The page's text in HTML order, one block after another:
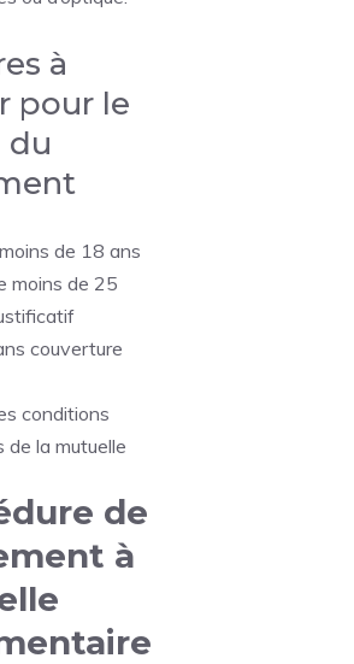
à
pour le
du
de 18 ans
moins de 25
couverture
conditions
de la mutuelle
de
à